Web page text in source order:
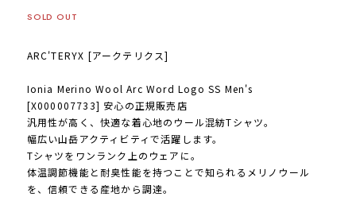
SOLD OUT
ARC'TERYX [アークテリクス]
Ionia Merino Wool Arc Word Logo SS Men's
[X000007733] 安心の正規販売店
汎用性が高く、快適な着心地のウール混紡Tシャツ。
幅広い山岳アクティビティで活躍します。
Tシャツをワンランク上のウェアに。
体温調節機能と耐臭性能を持つことで知られるメリノウール
を、信頼できる産地から調達。